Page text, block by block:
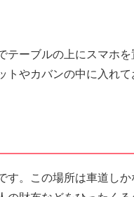
テーブルの上にスマホを
トやカバンの中に入れて
。この場所は車道しか